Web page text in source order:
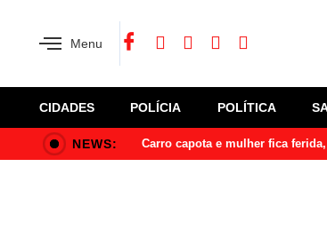
Menu
CIDADES POLÍCIA POLÍTICA
NEWS: Carro capota e mulher fica